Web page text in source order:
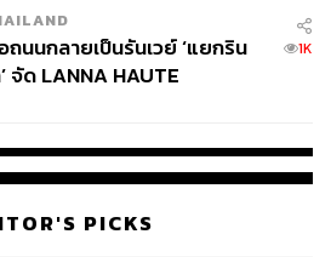
ถนนกลายเป็นรันเวย์ ‘แยกริน
จัด LANNA HAUTE
1K
PICKS